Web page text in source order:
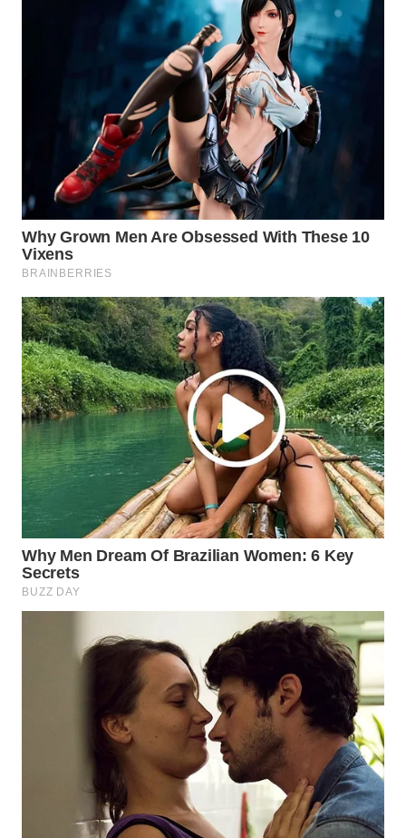
LIKUPANG
WN
LABUANBAJO
WN
BORNEO
Wahana
Media
Group
WAHANA
NEWS
WAHANA
TANI
WAHANA
ADVOKAT
WAHANA
INFRASTRUKTUR
WAHANA